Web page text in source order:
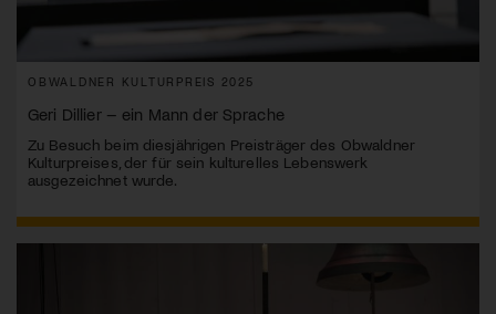
OBWALDNER KULTURPREIS 2025
Geri Dillier – ein Mann der Sprache
Zu Besuch beim diesjährigen Preisträger des Obwaldner
Kulturpreises, der für sein kulturelles Lebenswerk
ausgezeichnet wurde.